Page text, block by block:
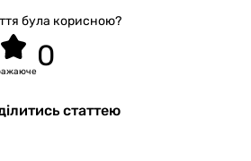
була корисною?
статтею